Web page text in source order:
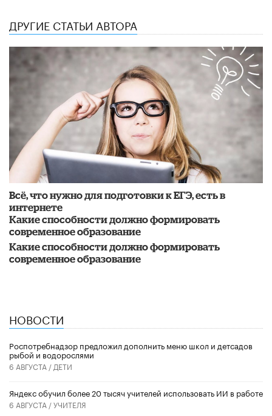
ДРУГИЕ СТАТЬИ АВТОРА
Всё, что нужно для подготовки к ЕГЭ, есть в
интернете
Какие способности должно формировать
современное образование
Какие способности должно формировать
современное образование
НОВОСТИ
Роспотребнадзор предложил дополнить меню школ и детсадов
рыбой и водорослями
6 АВГУСТА / ДЕТИ
​Яндекс обучил более 20 тысяч учителей использовать ИИ в работе
6 АВГУСТА /УЧИТЕЛЯ